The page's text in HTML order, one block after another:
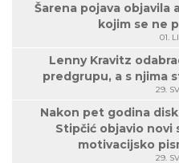
Šarena pojava objavila
kojim se ne
01.
Lenny Kravitz
predgrupu, a s njima
29.
Nakon pet godina
Stipčić objavio novi
motivacijsko
29.